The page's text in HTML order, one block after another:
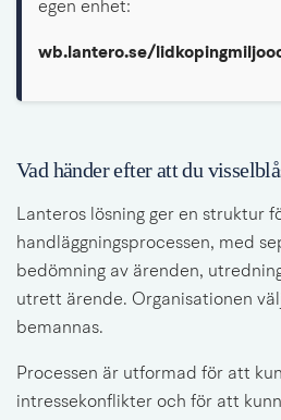
egen enhet:
wb.lantero.se/
Vad händer efter att du
Lanteros lösning ger en struktur
handläggningsprocessen, med
bedömning av ärenden,
utrett ärende. Organisationen
bemannas.
Processen är utformad för att
intressekonflikter och för att